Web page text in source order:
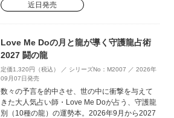
近日発売
Love Me Doの月と龍が導く守護龍占術
2027 闘の龍
定価1,320円（税込） ／ シリーズNo：M2007 ／ 2026年
09月07日発売
数々の予言を的中させ、世の中に衝撃を与えて
きた大人気占い師・Love Me Doが占う、守護龍
別（10種の龍）の運勢本。2026年9月から2027